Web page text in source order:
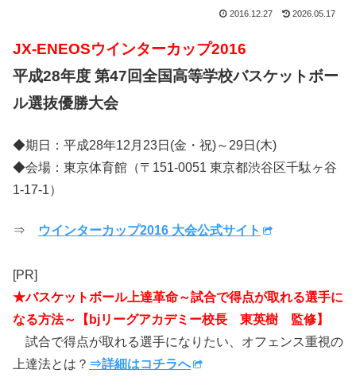
2016.12.27 2026.05.17
JX-ENEOSウインターカップ2016
平成28年度 第47回全国高等学校バスケットボー
ル選抜優勝大会
◆期日：平成28年12月23日(金・祝)～29日(木)
◆会場：東京体育館（〒151-0051 東京都渋谷区千駄ヶ谷
1-17-1）
⇒ ウインターカップ2016 大会公式サイト
[PR]
★バスケットボール上達革命～試合で得点が取れる選手に
なる方法～【bjリーグアカデミー校長 東英樹 監修】
試合で得点が取れる選手になりたい、オフェンス重視の
上達法とは？ ⇒詳細はコチラへ